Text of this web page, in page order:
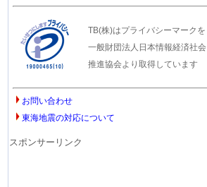
TB(株)はプライバシーマークを
一般財団法人日本情報経済社会
推進協会より取得しています
お問い合わせ
東海地震の対応について
スポンサーリンク